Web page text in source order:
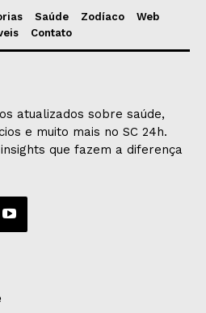
Saúde Zodíaco
Web
Contato
atualizados sobre saúde,
e muito mais no SC 24h.
que fazem a diferença